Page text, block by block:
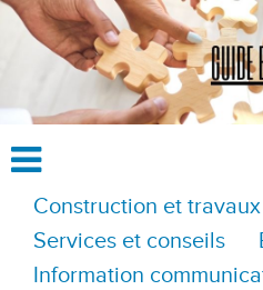
Construction et travaux
Services et conseils
Information